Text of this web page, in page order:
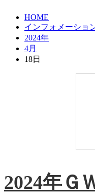
HOME
インフォメーショ
2024年
4月
18日
2024年Ｇ